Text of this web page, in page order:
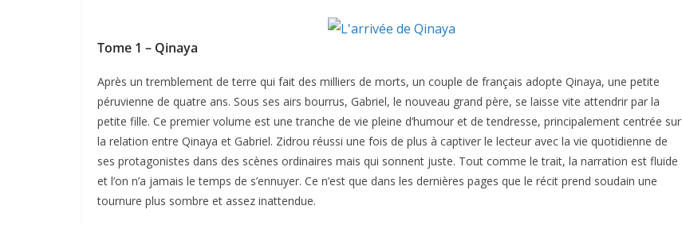
Tome 1 – Qinaya
Après un tremblement de terre qui fait des milliers de morts, un couple de français adopte Qinaya, une petite
péruvienne de quatre ans. Sous ses airs bourrus, Gabriel, le nouveau grand père, se laisse vite attendrir par la
petite fille. Ce premier volume est une tranche de vie pleine d’humour et de tendresse, principalement centrée sur
la relation entre Qinaya et Gabriel. Zidrou réussi une fois de plus à captiver le lecteur avec la vie quotidienne de
ses protagonistes dans des scènes ordinaires mais qui sonnent juste. Tout comme le trait, la narration est fluide
et l’on n’a jamais le temps de s’ennuyer. Ce n’est que dans les dernières pages que le récit prend soudain une
tournure plus sombre et assez inattendue.